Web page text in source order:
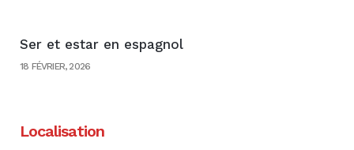
Ser et estar en espagnol
18 FÉVRIER, 2026
Localisation